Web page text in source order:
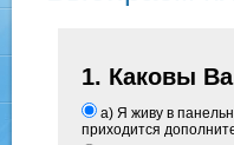
1. Каковы
a) Я живу в
приходится